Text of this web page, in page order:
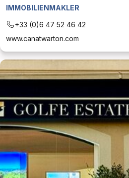
IMMOBILIENMAKLER
+33 (0)6 47 52 46 42
www.canatwarton.com